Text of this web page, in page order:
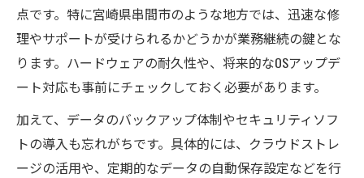
点です。特に宮崎県串間市のような地方では、迅速な修
理やサポートが受けられるかどうかが業務継続の鍵とな
ります。ハードウェアの耐久性や、将来的なOSアップデ
ート対応も事前にチェックしておく必要があります。
加えて、データのバックアップ体制やセキュリティソフ
トの導入も忘れがちです。具体的には、クラウドストレ
ージの活用や、定期的なデータの自動保存設定などを行